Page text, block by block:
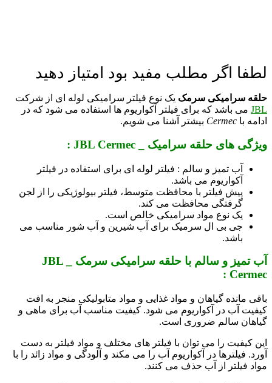
لطفا اگر مطلب مفید بود امتیاز دهید
حلقه سرامیکی سرمک یک نوع فیلتر سرامیکی لوله ای از شرکت
JBL می باشد که برای فیلتر آکواریوم ها استفاده می شود که در
ادامه با Cermec بیشتر آشنا می شویم.
ویژگی های حلقه سرامیک _ JBL Cermec :
آب تمیز و سالم : فیلتر لوله ای برای استفاده در فیلتر
آکواریوم می باشد.
پیش فیلتر با محافظت متوسط، فیلتر بیولوژیکی را از لجن
گرفتگی محافظت می کند.
یک نوع مواد سرامیکی خالص است.
جی بی ال سرمیک برای آب شیرین و آب شور مناسب می
باشد.
آب تمیز و سالم با حلقه سرامیکی سرمک _ JBL
Cermec :
باقی مانده گیاهان و مواد غذایی و مواد متابولیکی منجر به افت
کیفیت آب در آکواریوم می شود. کیفیت مناسب آب برای ماهی و
گیاهان سالم ضروری است.
این کیفیت را می توان با فیلتر های مختلف و مواد فیلتر به دست
آورد. فیلترها در آکواریوم آب را می مکند و آلودگی و مواد زائد را با
مواد فیلتر از آب حذف می کنند.